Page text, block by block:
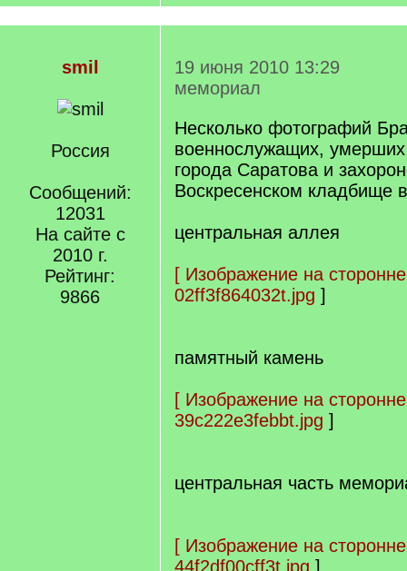
smil
Россия
Сообщений:
12031
На сайте с
2010 г.
Рейтинг:
9866
19 июня 2010 13:29
мемориал
Несколько фотографий
военнослужащих, умерших
города Саратова и
Воскресенском кладбище
центральная аллея
[ Изображение на
02ff3f864032t.jpg ]
памятный камень
[ Изображение на
39c222e3febbt.jpg ]
центральная часть
[ Изображение на
44f2df00cff3t.jpg ]